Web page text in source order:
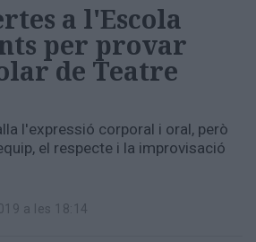
a l'Escola
per provar
de Teatre
l'expressió corporal i oral, però
el respecte i la improvisació
a les 18:14